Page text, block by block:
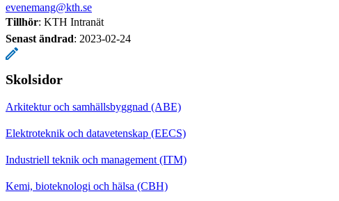
evenemang@kth.se
Tillhör: KTH Intranät
Senast ändrad: 2023-02-24
Skolsidor
Arkitektur och samhällsbyggnad (ABE)
Elektroteknik och datavetenskap (EECS)
Industriell teknik och management (ITM)
Kemi, bioteknologi och hälsa (CBH)